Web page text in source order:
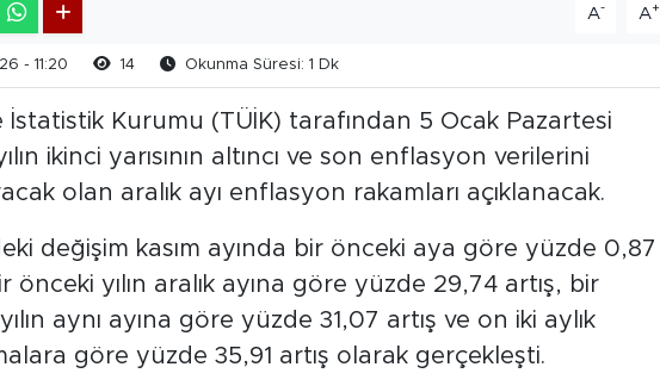
A- A+
- 11:20 14 Okunma Süresi: 1 Dk
İstatistik Kurumu (TÜİK) tarafından 5 Ocak Pazartesi
ikinci yarısının altıncı ve son enflasyon verilerini
olan aralık ayı enflasyon rakamları açıklanacak.
değişim kasım ayında bir önceki aya göre yüzde 0,87
önceki yılın aralık ayına göre yüzde 29,74 artış, bir
aynı ayına göre yüzde 31,07 artış ve on iki aylık
göre yüzde 35,91 artış olarak gerçekleşti.